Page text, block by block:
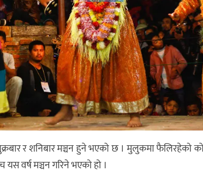
र शनिबार मञ्चन हुने भएको छ । मुलुकमा फैलिरहेको
यस वर्ष मञ्चन गरिने भएको हो ।